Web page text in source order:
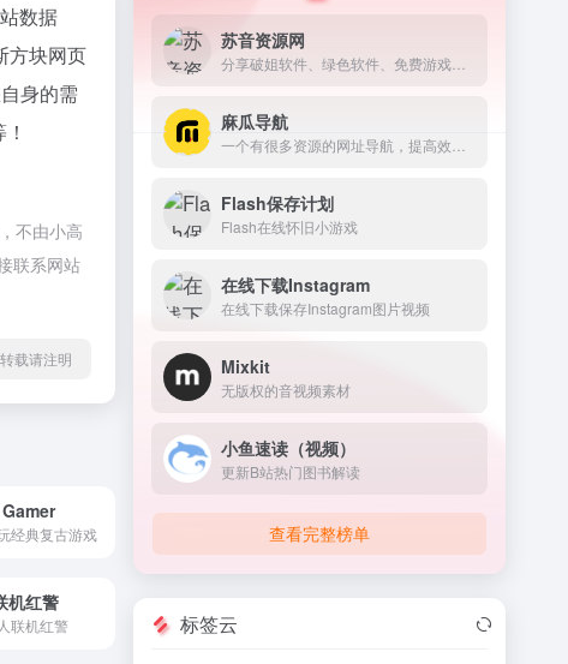
数据
方块网页
身的需
不由小高
联系网站
载请注明
经典复古游戏
机红警
联机红警
苏音资源网
麻瓜导航
Flash保存计划
Flash在线怀旧小游戏
在线下载Instagram
在线下载保存Instagram图片视频
Mixkit
无版权的音视频素材
小鱼速读（视频）
更新B站热门图书解读
查看完整榜单
标签云